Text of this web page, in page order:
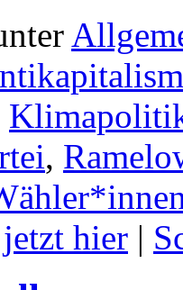
,
hier |